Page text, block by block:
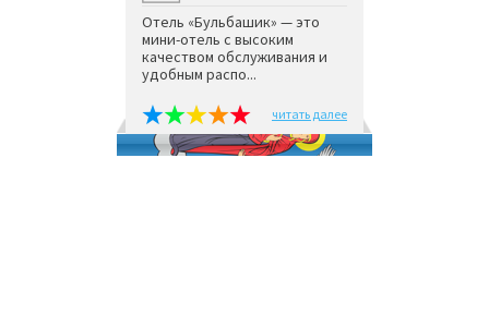
Отель «Бульбашик» — это
мини-отель с высоким
качеством обслуживания и
удобным распо...
читать далее